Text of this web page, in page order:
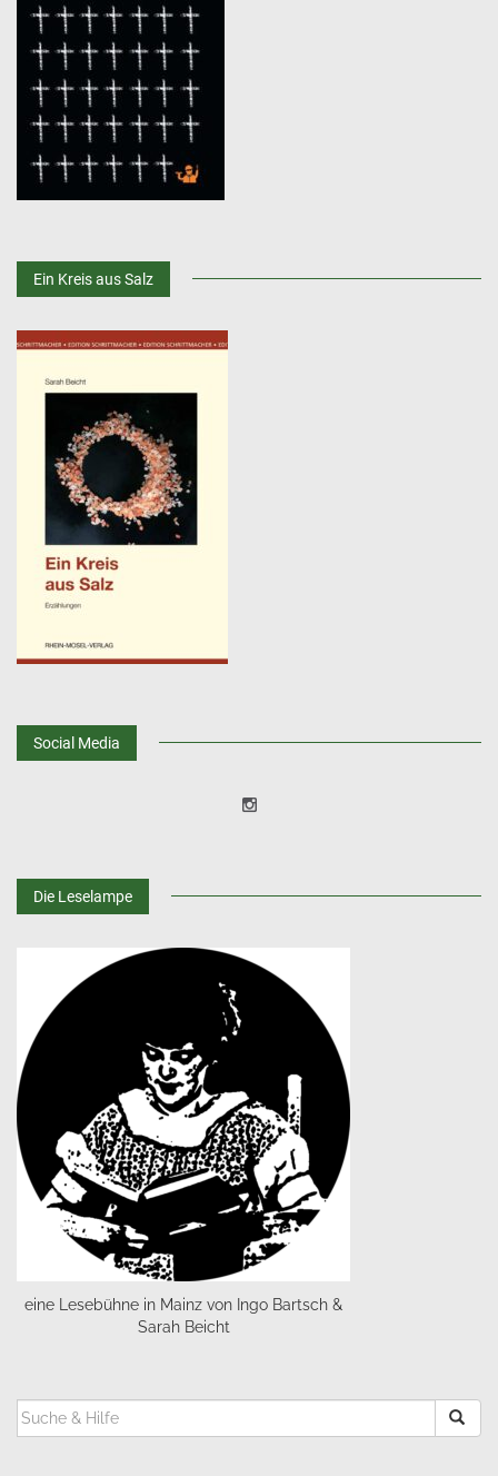
Ein Kreis aus Salz
Social Media
Die Leselampe
eine Lesebühne in Mainz von Ingo Bartsch &
Sarah Beicht
SUCHEN
NACH: